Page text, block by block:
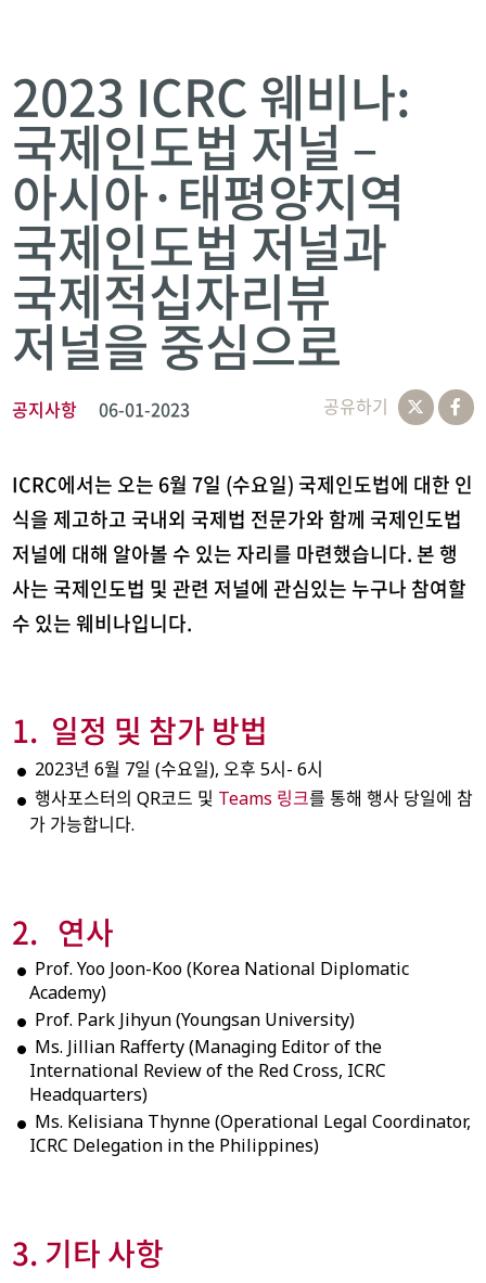
2023 ICRC 웨비나:
국제인도법 저널 –
아시아·태평양지역
국제인도법 저널과
국제적십자리뷰
저널을 중심으로
공지사항 06-01-2023 공유하기
ICRC에서는 오는 6월 7일 (수요일) 국제인도법에 대한 인
식을 제고하고 국내외 국제법 전문가와 함께 국제인도법
저널에 대해 알아볼 수 있는 자리를 마련했습니다. 본 행
사는 국제인도법 및 관련 저널에 관심있는 누구나 참여할
수 있는 웨비나입니다.
1. 일정 및 참가 방법
2023년 6월 7일 (수요일), 오후 5시- 6시
행사포스터의 QR코드 및 Teams 링크를 통해 행사 당일에 참
가 가능합니다.
2. 연사
Prof. Yoo Joon-Koo (Korea National Diplomatic
Academy)
Prof. Park Jihyun (Youngsan University)
Ms. Jillian Rafferty (Managing Editor of the
International Review of the Red Cross, ICRC
Headquarters)
Ms. Kelisiana Thynne (Operational Legal Coordinator,
ICRC Delegation in the Philippines)
3. 기타 사항